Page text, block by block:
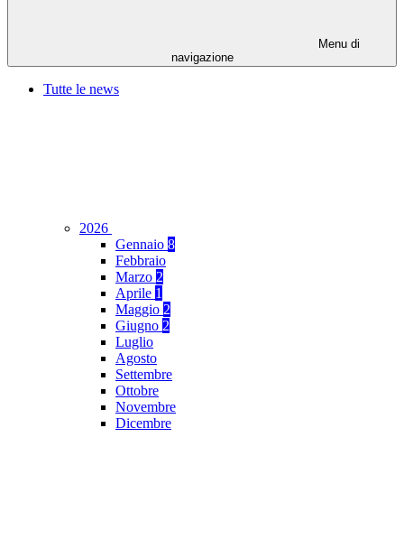
Menu di
navigazione
Tutte le news
2026
Gennaio 8
Febbraio
Marzo 2
Aprile 1
Maggio 2
Giugno 2
Luglio
Agosto
Settembre
Ottobre
Novembre
Dicembre